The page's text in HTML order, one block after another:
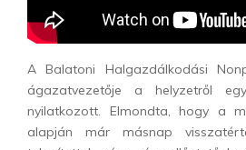
A Balatoni Halgazdálkodási
ágazatvezetője a helyzetről
nyilatkozott. Elmondta, hogy a
alapján már másnap